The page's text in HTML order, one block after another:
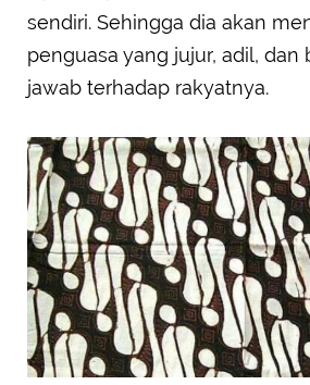
sendiri. Sehingga dia akan
penguasa yang jujur, adil, dan
jawab terhadap rakyatnya.